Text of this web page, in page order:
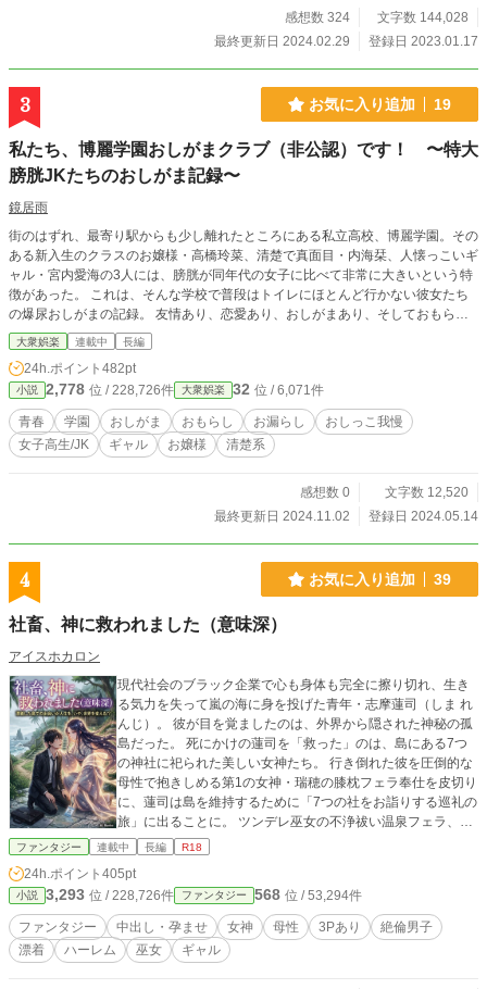
感想数 324
文字数 144,028
最終更新日 2024.02.29
登録日 2023.01.17
3 お気に入り追加 19
私たち、博麗学園おしがまクラブ（非公認）です！ 〜特大
膀胱JKたちのおしがま記録〜
鏡居雨
街のはずれ、最寄り駅からも少し離れたところにある私立高校、博麗学園。その
ある新入生のクラスのお嬢様・高橋玲菜、清楚で真面目・内海栞、人懐っこいギ
ャル・宮内愛海の3人には、膀胱が同年代の女子に比べて非常に大きいという特
徴があった。 これは、そんな学校で普段はトイレにほとんど行かない彼女たち
の爆尿おしがまの記録。 友情あり、恋愛あり、おしがまあり、そしておもらし
もあり！？ そんなおしがまクラブのドタバタ青春小説！
大衆娯楽 連載中 長編
24h.ポイント 482pt
小説 2,778 位 / 228,726件 大衆娯楽 32 位 / 6,071件
青春 学園 おしがま おもらし お漏らし
おしっこ我慢
女子高生/JK
ギャル お嬢様 清楚系
感想数 0
文字数 12,520
最終更新日 2024.11.02
登録日 2024.05.14
4 お気に入り追加 39
社畜、神に救われました（意味深）
アイスホカロン
現代社会のブラック企業で心も身体も完全に擦り切れ、生き
る気力を失って嵐の海に身を投げた青年・志摩蓮司（しま れ
んじ）。 彼が目を覚ましたのは、外界から隠された神秘の孤
島だった。 死にかけの蓮司を「救った」のは、島にある7つ
の神社に祀られた美しい女神たち。 行き倒れた彼を圧倒的な
母性で抱きしめる第1の女神・瑞穂の膝枕フェラ奉仕を皮切り
に、蓮司は島を維持するために「7つの社をお詣りする巡礼の
旅」に出ることに。 ツンデレ巫女の不浄祓い温泉フェラ、褐
色爆乳女神の果汁パイズリ、小悪魔ギャルの媚薬調教、そし
寧にお詣りするたびに、女神たちから想像を絶する「ご褒美
のHなご奉仕」を受け、島独自の超美味な「スタミナ満点グ
ルメ」で蓮司の肉体は急激にビルドアップされていく！ 実
は、蓮司が過酷な現代社会を生き抜くために培った細胞は、
神をも凌駕する【最強の生存本能の種（生命力）】を宿して
ファンタジー 連載中 長編 R18
24h.ポイント 405pt
小説 3,293 位 / 228,726件 ファンタジー 568 位 / 53,294件
ファンタジー 中出し・孕ませ 女神 母性 3Pあり
絶倫男子
漂着
ハーレム 巫女 ギャル